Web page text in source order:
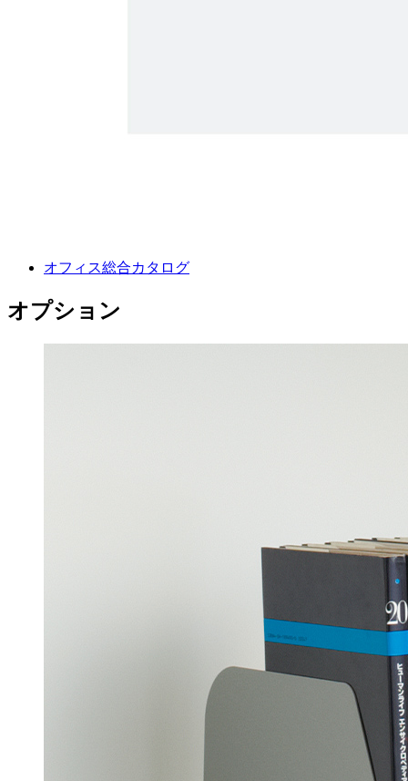
オフィス総合カタログ
オプション